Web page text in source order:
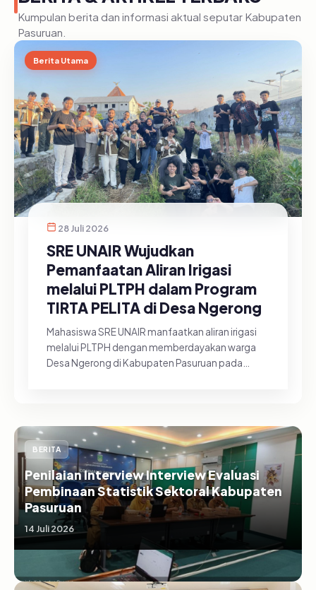
Kumpulan berita dan informasi aktual seputar Kabupaten
Pasuruan.
Berita Utama
28 Juli 2026
SRE UNAIR Wujudkan
Pemanfaatan Aliran Irigasi
melalui PLTPH dalam Program
TIRTA PELITA di Desa Ngerong
Mahasiswa SRE UNAIR manfaatkan aliran irigasi
melalui PLTPH dengan memberdayakan warga
Desa Ngerong di Kabupaten Pasuruan pada
BERITA
Penilaian Interview Interview Evaluasi
Pembinaan Statistik Sektoral Kabupaten
Pasuruan
14 Juli 2026